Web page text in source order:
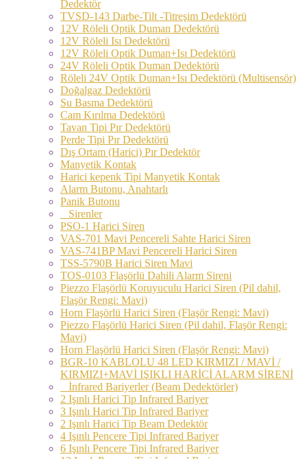
Dedektör
TVSD-143 Darbe-Tilt -Titreşim Dedektörü
12V Röleli Optik Duman Dedektörü
12V Röleli Isı Dedektörü
12V Röleli Optik Duman+Isı Dedektörü
24V Röleli Optik Duman Dedektörü
Röleli 24V Optik Duman+Isı Dedektörü (Multisensör)
Doğalgaz Dedektörü
Su Basma Dedektörü
Cam Kırılma Dedektörü
Tavan Tipi Pır Dedektörü
Perde Tipi Pır Dedektörü
Dış Ortam (Harici) Pır Dedektör
Manyetik Kontak
Harici kepenk Tipi Manyetik Kontak
Alarm Butonu, Anahtarlı
Panik Butonu
Sirenler
PSO-1 Harici Siren
VAS-701 Mavi Pencereli Sahte Harici Siren
VAS-741BP Mavi Pencereli Harici Siren
TSS-5790B Harici Siren Mavi
TOS-0103 Flaşörlü Dahili Alarm Sireni
Piezzo Flaşörlü Koruyuculu Harici Siren (Pil dahil,
Flaşör Rengi: Mavi)
Horn Flaşörlü Harici Siren (Flaşör Rengi: Mavi)
Piezzo Flaşörlü Harici Siren (Pil dahil, Flaşör Rengi:
Mavi)
Horn Flaşörlü Harici Siren (Flaşör Rengi: Mavi)
BGR-10 KABLOLU 48 LED KIRMIZI / MAVİ /
KIRMIZI+MAVİ IŞIKLI HARİCİ ALARM SİRENİ
İnfrared Bariyerler (Beam Dedektörler)
2 Işınlı Harici Tip Infrared Bariyer
3 Işınlı Harici Tip Infrared Bariyer
2 Işınlı Harici Tip Beam Dedektör
4 Işınlı Pencere Tipi Infrared Bariyer
6 Işınlı Pencere Tipi Infrared Bariyer